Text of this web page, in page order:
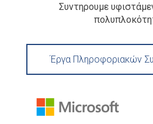
Συντηρουμε
Έργα Πληροφοριακών